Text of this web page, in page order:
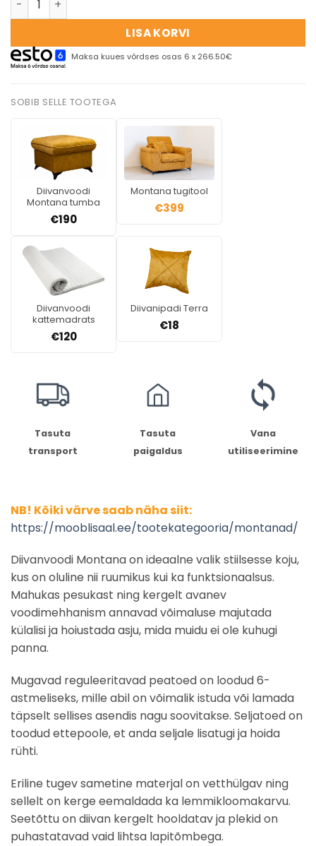
LISA KORVI
Maksa kuues võrdses osas 6 x 266.50€
SOBIB SELLE TOOTEGA
Diivanvoodi
Montana tumba
€190
Montana tugitool
€399
Diivanvoodi
kattemadrats
€120
Diivanipadi Terra
€18
Tasuta
transport
Tasuta
paigaldus
Vana
utiliseerimine
NB! Kõiki värve saab näha siit:
https://mooblisaal.ee/tootekategooria/montanad/
Diivanvoodi Montana on ideaalne valik stiilsesse koju,
kus on oluline nii ruumikus kui ka funktsionaalsus.
Mahukas pesukast ning kergelt avanev
voodimehhanism annavad võimaluse majutada
külalisi ja hoiustada asju, mida muidu ei ole kuhugi
panna.
Mugavad reguleeritavad peatoed on loodud 6-
astmeliseks, mille abil on võimalik istuda või lamada
täpselt sellises asendis nagu soovitakse. Seljatoed on
toodud ettepoole, et anda seljale lisatugi ja hoida
rühti.
Eriline tugev sametine materjal on vetthülgav ning
sellelt on kerge eemaldada ka lemmikloomakarvu.
Seetõttu on diivan kergelt hooldatav ja plekid on
puhastatavad vaid lihtsa lapitõmbega.